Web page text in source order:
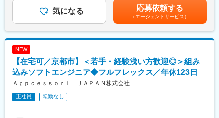
■同社の特徴：
≪魅力（1） 国内トップの安定性/将来性≫
≪魅力（2） スキルアップできる環境≫
お客様のニーズに合わせて一品一様で作っていくため、同じもの
が2つとありません。常に世の中にない製品を作っていく難しさは
す。
（毎年4月）賃金はあくまでも目安の金額であり、選考を通じて上
下する可能性があります。月給(月額)は固定手当を含めた表記で
す。
気になる 応募依頼する
（エージェントサービス）
NEW
【在宅可／京都市】＜若手・経験浅い方歓迎◎＞組み
込みソフトエンジニア◆フルフレックス／年休123日
Ａｐｐｃｅｓｓｏｒｉ ＪＡＰＡＮ株式会社
正社員 転勤なし